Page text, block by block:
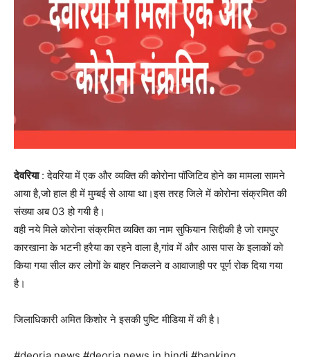
देवरिया: देवरिया में एक और व्यक्ति की कोरोना पॉजिटिव होने का मामला सामने
आया है,जो हाल ही में मुम्बई से आया था।इस तरह जिले में कोरोना संक्रमित की
संख्या अब 03 हो गयी है।
वही नये मिले कोरोना संक्रमित व्यक्ति का नाम सुफियान सिद्दीकी है जो रामपुर
कारखाना के भटनी हरैया का रहने वाला है,गांव में और आस पास के इलाकों को
किया गया सील कर लोगों के बाहर निकलने व आवाजाही पर पूर्ण रोक दिया गया
है।
जिलाधिकारी अमित किशोर ने इसकी पुष्टि मीडिया में की है।